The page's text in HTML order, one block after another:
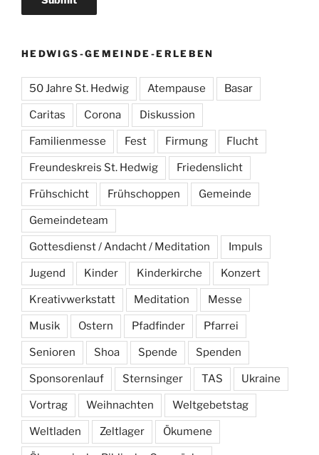
HEDWIGS-GEMEINDE-ERLEBEN
50 Jahre St. Hedwig Atempause Basar
Caritas Corona Diskussion
Familienmesse Fest Firmung Flucht
Freundeskreis St. Hedwig Friedenslicht
Frühschicht Frühschoppen Gemeinde
Gemeindeteam
Gottesdienst / Andacht / Meditation Impuls
Jugend Kinder Kinderkirche Konzert
Kreativwerkstatt Meditation Messe
Musik Ostern Pfadfinder Pfarrei
Senioren Shoa Spende Spenden
Sponsorenlauf Sternsinger TAS Ukraine
Vortrag Weihnachten Weltgebetstag
Weltladen Zeltlager Ökumene